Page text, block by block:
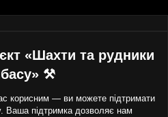
«Шахти та рудники
⚒
корисним — ви можете підтримати
Ваша підтримка дозволяє нам